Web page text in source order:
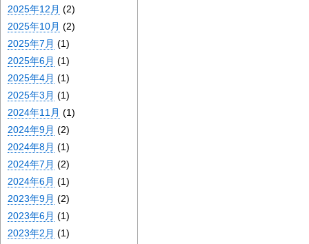
2025年12月 (2)
2025年10月 (2)
2025年7月 (1)
2025年6月 (1)
2025年4月 (1)
2025年3月 (1)
2024年11月 (1)
2024年9月 (2)
2024年8月 (1)
2024年7月 (2)
2024年6月 (1)
2023年9月 (2)
2023年6月 (1)
2023年2月 (1)